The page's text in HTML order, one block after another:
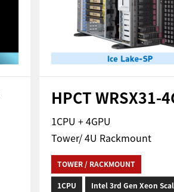
HPCT WRSX31-
1CPU + 4GPU
Tower/ 4U Rackmount
TOWER / RACKMOUNT
1CPU Intel 3rd Gen Xeon